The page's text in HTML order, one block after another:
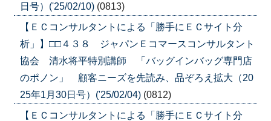
日号）('25/02/10) (0813)
【ＥＣコンサルタントによる「勝手にＥＣサイト分
析」】□□４３８ ジャパンＥコマースコンサルタント
協会 清水将平特別講師 「バッグインバッグ専門店
のポノン」 顧客ニーズを先読み、品ぞろえ拡大（20
25年1月30日号）('25/02/04) (0812)
【ＥＣコンサルタントによる「勝手にＥＣサイト分